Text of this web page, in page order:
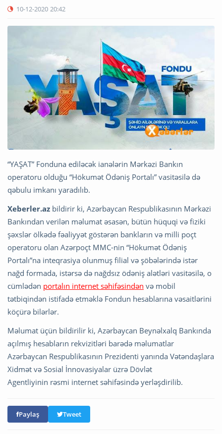
10-12-2020 20:42
“YAŞAT” Fonduna ediləcək ianələrin Mərkəzi Bankın
operatoru olduğu “Hökumət Ödəniş Portalı” vasitəsilə də
qəbulu imkanı yaradılıb.
Xeberler.az bildirir ki, Azərbaycan Respublikasının Mərkəzi
Bankından verilən məlumat əsasən, bütün hüquqi və fiziki
şəxslər ölkədə fəaliyyət göstərən bankların və milli poçt
operatoru olan Azərpoçt MMC-nin “Hökumət Ödəniş
Portalı”na inteqrasiya olunmuş filial və şöbələrində istər
nağd formada, istərsə də nağdsız ödəniş alətləri vasitəsilə, o
cümlədən portalın internet səhifəsindən və mobil
tətbiqindən istifadə etməklə Fondun hesablarına vəsaitlərini
köçürə bilərlər.
Məlumat üçün bildirilir ki, Azərbaycan Beynəlxalq Bankında
açılmış hesabların rekvizitləri barədə məlumatlar
Azərbaycan Respublikasının Prezidenti yanında Vətəndaşlara
Xidmət və Sosial İnnovasiyalar üzrə Dövlət
Agentliyinin rəsmi internet səhifəsində yerləşdirilib.
Paylaş Tweet